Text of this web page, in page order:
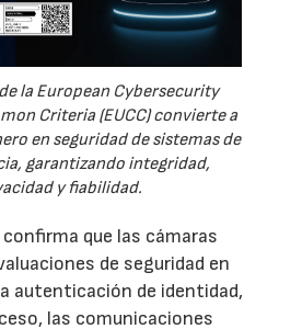
la European Cybersecurity
Criteria (EUCC) convierte a
en seguridad de sistemas de
garantizando integridad,
y fiabilidad.
que las cámaras
de seguridad en
autenticación de identidad,
las comunicaciones